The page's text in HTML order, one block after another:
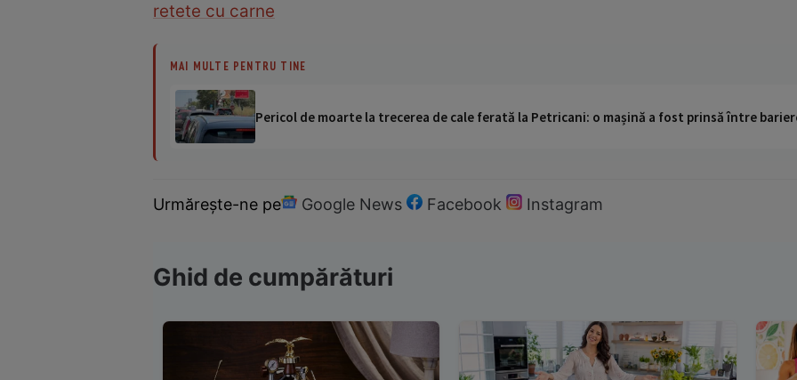
retete cu carne
MAI MULTE PENTRU TINE
Pericol de moarte la trecerea de cale ferată la Petricani: o mașină a fost prinsă între
Urmărește-ne pe Google News Facebook Instagram
Ghid de cumpărături